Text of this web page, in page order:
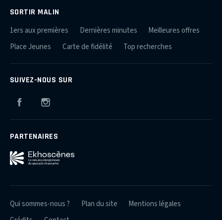
SORTIR MALIN
1ers aux premières Dernières minutes
Meilleures offres
Place Jeunes
Carte de fidélité Top recherches
SUIVEZ-NOUS SUR
Facebook
PARTENAIRES
Qui sommes-nous ? Plan du site
Mentions légales